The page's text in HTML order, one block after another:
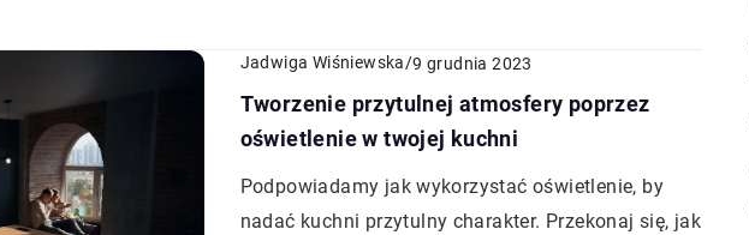
Jadwiga Wiśniewska/9 grudnia 2023
Tworzenie przytulnej atmosfery poprzez
oświetlenie w twojej kuchni
Podpowiadamy jak wykorzystać oświetlenie, by
nadać kuchni przytulny charakter. Przekonaj się, jak